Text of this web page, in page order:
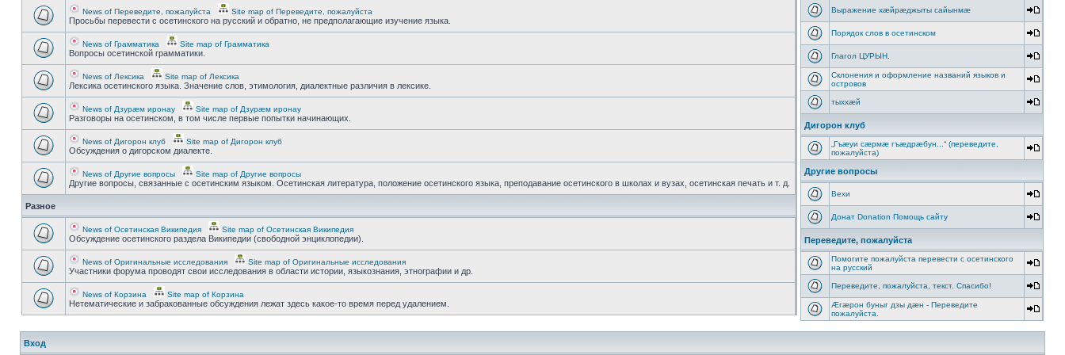
News of Переведите, пожалуйста Site map of Переведите, пожалуйста
Просьбы перевести с осетинского на русский и обратно, не предполагающие изучение языка.
News of Грамматика Site map of Грамматика
Вопросы осетинской грамматики.
News of Лексика Site map of Лексика
Лексика осетинского языка. Значение слов, этимология, диалектные различия в лексике.
News of Дзурæм иронау Site map of Дзурæм иронау
Разговоры на осетинском, в том числе первые попытки начинающих.
News of Дигорон клуб Site map of Дигорон клуб
Обсуждения о дигорском диалекте.
News of Другие вопросы Site map of Другие вопросы
Другие вопросы, связанные с осетинским языком. Осетинская литература, положение осетинского языка, преподавание осетинского в школах и вузах, осетинская печать и т. д.
Разное
News of Осетинская Википедия Site map of Осетинская Википедия
Обсуждение осетинского раздела Википедии (свободной энциклопедии).
News of Оригинальные исследования Site map of Оригинальные исследования
Участники форума проводят свои исследования в области истории, языкознания, этнографии и др.
News of Корзина Site map of Корзина
Нетематические и забракованные обсуждения лежат здесь какое-то время перед удалением.
Выражение хæйрæджыты сайынмæ
Порядок слов в осетинском
Глагол ЦУРЫН.
Склонения и оформление названий языков и
островов
тыххӕй
Дигорон клуб
„Гъæуи сæрмæ гъæдрæбун...“ (переведите,
пожалуйста)
Другие вопросы
Вехи
Донат Donation Помощь сайту
Переведите, пожалуйста
Помогите пожалуйста перевести с осетинского
на русский
Переведите, пожалуйста, текст. Спасибо!
Æгæрон буныг дзы дæн - Переведите
пожалуйста.
Вход